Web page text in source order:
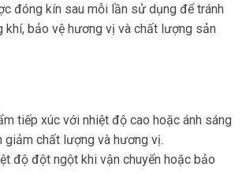
đóng kín sau mỗi lần sử dụng để tránh
khí, bảo vệ hương vị và chất lượng sản
tiếp xúc với nhiệt độ cao hoặc ánh sáng
chất lượng và hương vị.
độ đột ngột khi vận chuyển hoặc bảo